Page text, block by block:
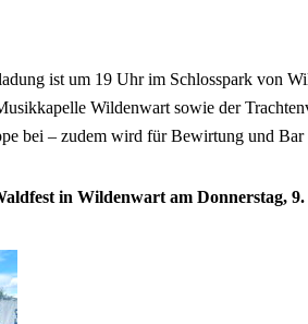
ist um 19 Uhr im Schlosspark von
Wildenwart sowie der
bei – zudem wird für Bewirtung und Bar
in Wildenwart am Donnerstag,